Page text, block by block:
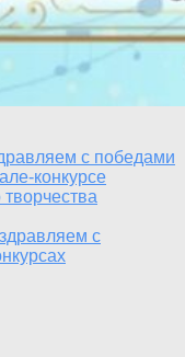
с победами
конкурсе
творчества
с